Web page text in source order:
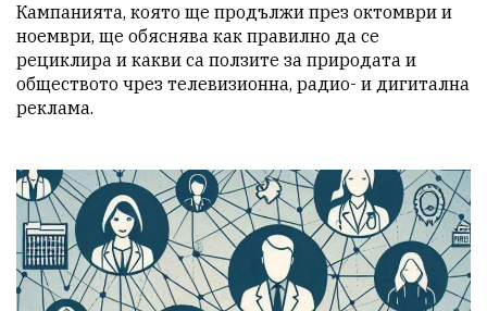
Кампанията, която ще продължи през октомври и
ноември, ще обяснява как правилно да се
рециклира и какви са ползите за природата и
обществото чрез телевизионна, радио- и дигитална